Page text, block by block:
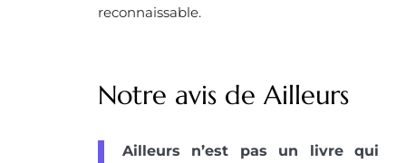
reconnaissable.
Notre avis de Ailleurs
Ailleurs n’est pas un livre qui